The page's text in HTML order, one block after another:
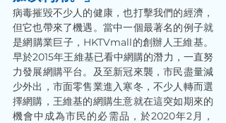
病毒摧毀不少人的健康，也打擊我們的經濟，
但它也帶來了機遇。當中一個最著名的例子就
是網購業巨子，HKTVmall的創辦人王維基。
早於2015年王維基已看中網購的潛力，一直努
力發展網購平台。及至新冠來襲，市民盡量減
少外出，市面零售業進入寒冬，不少人轉而選
擇網購，王維基的網購生意就在這突如期來的
機會中成為市民的必需品，於2020年2月，